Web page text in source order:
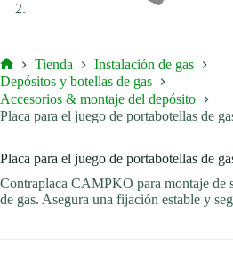
Inicio
Tienda
Instalación de gas
Depósitos y botellas de gas
Accesorios & montaje del depósito
Placa para el juego de portabotellas de
Placa para el juego de portabotellas de
Contraplaca CAMPKO para montaje de
de gas. Asegura una fijación estable y